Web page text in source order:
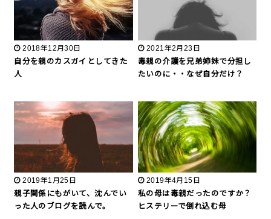
2018年12月30日
自分を親のカスガイとしてきた
人
2021年2月23日
毒親の介護を兄弟姉妹で分担し
たいのに・・なぜ自分だけ？
2019年1月25日
親子関係にもがいて、沈んでい
った人のブログを読んで。
2019年4月15日
私の母は毒親だったのですか？
ヒステリーで倒れ込む母